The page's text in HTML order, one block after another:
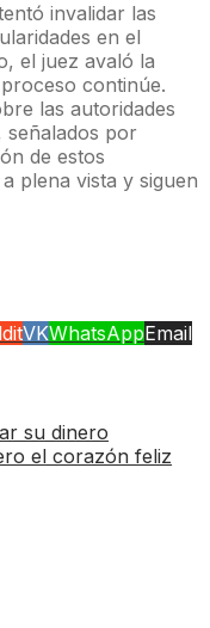
invalidar las
en el
el juez avaló la
continúe.
las autoridades
señalados por
de estos
plena vista y siguen
VKWhatsAppEmail
su dinero
el corazón feliz